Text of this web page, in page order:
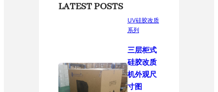
LATEST POSTS
UV硅胶改质
系列
三层柜式
硅胶改质
机外观尺
寸图